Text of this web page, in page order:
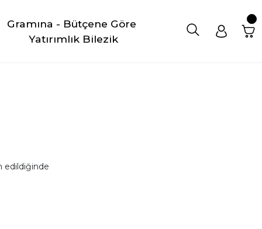
Gramına - Bütçene Göre
Yatırımlık Bilezik
edildiğinde